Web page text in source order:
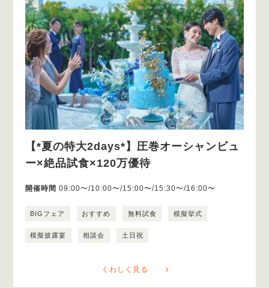
【*夏の特大2days*】圧巻オーシャンビュ
ー×絶品試食×120万優待
開催時間 09:00〜/10:00〜/15:00〜/15:30〜/16:00〜
BIGフェア おすすめ 無料試食 模擬挙式
模擬披露宴 相談会 土日祝
くわしく見る